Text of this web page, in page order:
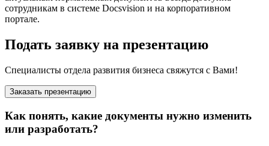
сотрудникам в системе Docsvision и на корпоративном
портале.
Подать заявку на презентацию
Специалисты отдела развития бизнеса свяжутся с Вами!
Заказать презентацию
Как понять, какие документы нужно изменить
или разработать?